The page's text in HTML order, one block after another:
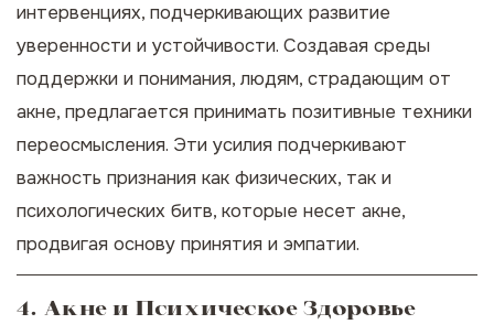
интервенциях, подчеркивающих развитие
уверенности и устойчивости. Создавая среды
поддержки и понимания, людям, страдающим от
акне, предлагается принимать позитивные техники
переосмысления. Эти усилия подчеркивают
важность признания как физических, так и
психологических битв, которые несет акне,
продвигая основу принятия и эмпатии.
4. Акне и Психическое Здоровье